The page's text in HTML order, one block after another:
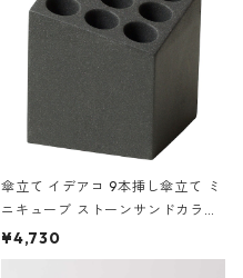
傘立て イデアコ 9本挿し傘立て ミ
ニキューブ ストーンサンドカラー
石調 ideaco Umbrella Stand CUB
E ストーンサンドブラック
¥4,730